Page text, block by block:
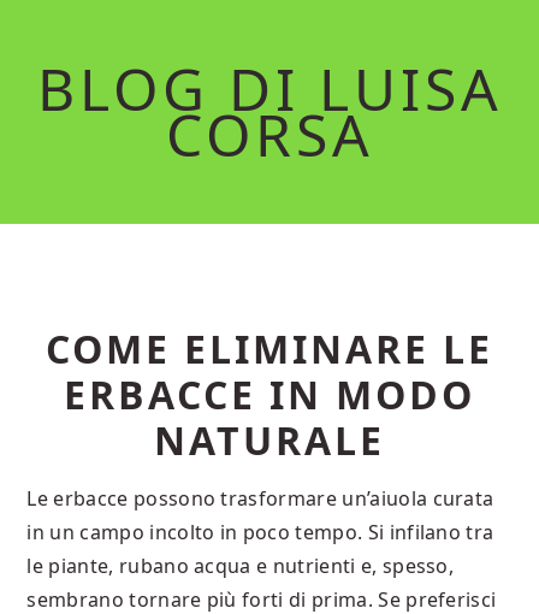
main
content
primary
sidebarBLOG DI LUISA
CORSA
COME ELIMINARE LE
ERBACCE IN MODO
NATURALE
Le erbacce possono trasformare un’aiuola curata
in un campo incolto in poco tempo. Si infilano tra
le piante, rubano acqua e nutrienti e, spesso,
sembrano tornare più forti di prima. Se preferisci